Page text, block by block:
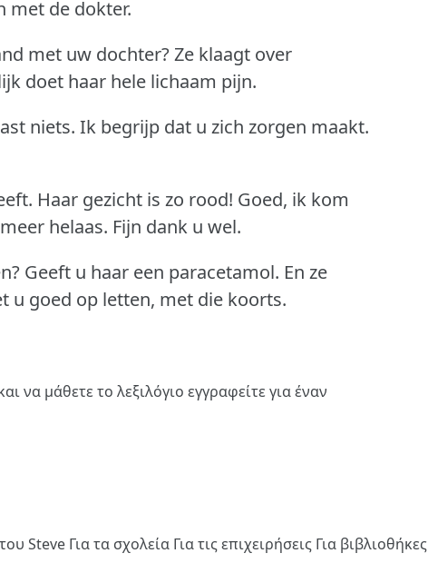
met de dokter.
met uw dochter?Ze klaagt over
doet haar hele lichaam pijn.
niets. Ik begrijp dat u zich zorgen maakt.
Haar gezicht is zo rood! Goed, ik kom
helaas. Fijn dank u wel.
Geeft u haar een paracetamol. En ze
u goed op letten, met die koorts.
να μάθετε το λεξιλόγιο εγγραφείτε για έναν
Steve Για τα σχολεία Για τις επιχειρήσεις Για βιβλιοθήκες